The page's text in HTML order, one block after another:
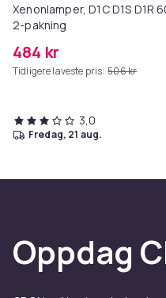
Xenonlamper, D1C D1S D1R
2-pakning
484 kr
Tidligere laveste pris: 506 kr
3,0
fredag, 21 aug.
Oppdag